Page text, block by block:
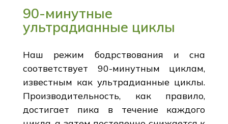
90-минутные
ультрадианные циклы
Наш режим бодрствования и сна
соответствует 90-минутным циклам,
известным как ультрадианные циклы.
Производительность, как правило,
достигает пика в течение каждого